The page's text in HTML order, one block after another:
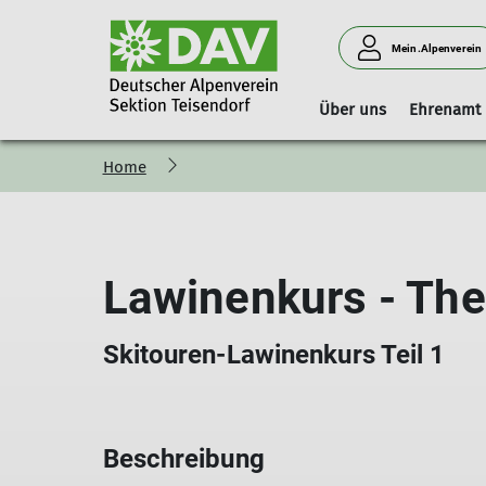
Mein.Alpenverein
Über uns
Vorstand Geschäftsstelle Mitgliedschaft
Ehrenamt
Vorstandschaft
Hinweise
Boulderhalle Teisendorf
Home
Lawinenkurs -
Skitouren-Lawinenkurs Teil 1
Beschreibung